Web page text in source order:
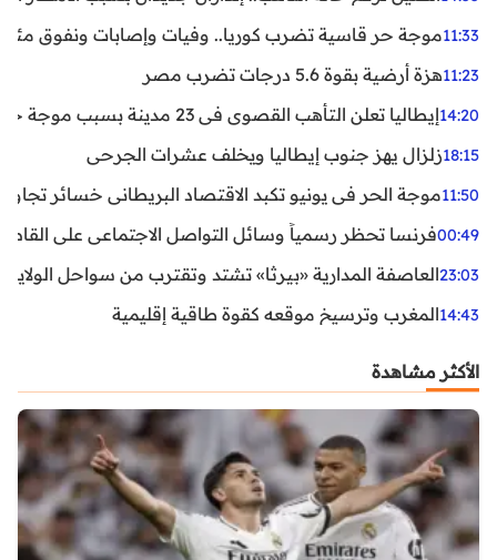
11:33موجة حر قاسية تضرب كوريا.. وفيات وإصابات ونفوق مئات
11:23هزة أرضية بقوة 5.6 درجات تضرب مصر
14:20إيطاليا تعلن التأهب القصوى في 23 مدينة بسبب موجة حر شديدة
18:15زلزال يهز جنوب إيطاليا ويخلف عشرات الجرحى
11:50موجة الحر في يونيو تكبد الاقتصاد البريطاني خسائر تجاوزت 1.5 مليار
00:49فرنسا تحظر رسمياً وسائل التواصل الاجتماعي على القاصرين
23:03العاصفة المدارية «بيرثا» تشتد وتقترب من سواحل
14:43المغرب وترسيخ موقعه كقوة طاقية إقليمية
الأكثر مشاهدة